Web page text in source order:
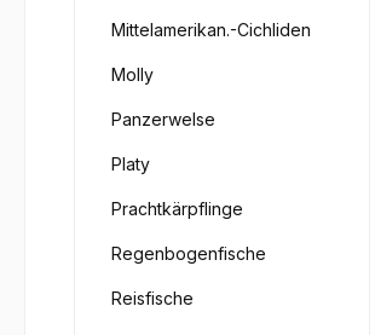
Mittelamerikan.-Cichliden
Molly
Panzerwelse
Platy
Prachtkärpflinge
Regenbogenfische
Reisfische